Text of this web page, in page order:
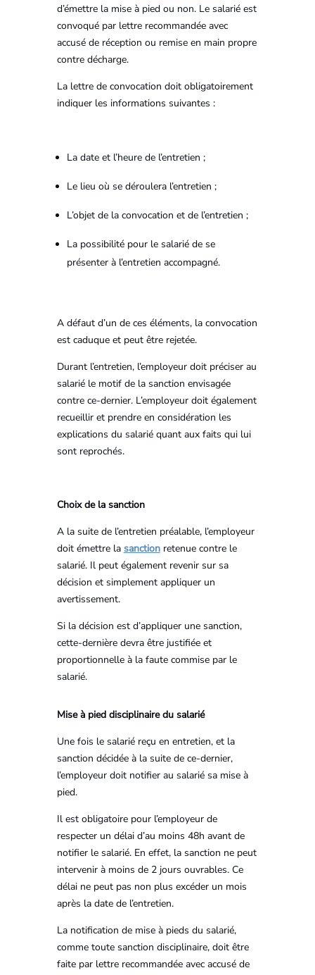
d’émettre la mise à pied ou non. Le salarié est
convoqué par lettre recommandée avec
accusé de réception ou remise en main propre
contre décharge.
La lettre de convocation doit obligatoirement
indiquer les informations suivantes :
La date et l’heure de l’entretien ;
Le lieu où se déroulera l’entretien ;
L’objet de la convocation et de l’entretien ;
La possibilité pour le salarié de se
présenter à l’entretien accompagné.
A défaut d’un de ces éléments, la convocation
est caduque et peut être rejetée.
Durant l’entretien, l’employeur doit préciser au
salarié le motif de la sanction envisagée
contre ce-dernier. L’employeur doit également
recueillir et prendre en considération les
explications du salarié quant aux faits qui lui
sont reprochés.
Choix de la sanction
A la suite de l’entretien préalable, l’employeur
doit émettre la sanctionretenue contre le
salarié. Il peut également revenir sur sa
décision et simplement appliquer un
avertissement.
Si la décision est d’appliquer une sanction,
cette-dernière devra être justifiée et
proportionnelle à la faute commise par le
salarié.
Mise à pied disciplinaire du salarié
Une fois le salarié reçu en entretien, et la
sanction décidée à la suite de ce-dernier,
l’employeur doit notifier au salarié sa mise à
pied.
Il est obligatoire pour l’employeur de
respecter un délai d’au moins 48h avant de
notifier le salarié. En effet, la sanction ne peut
intervenir à moins de 2 jours ouvrables. Ce
délai ne peut pas non plus excéder un mois
après la date de l’entretien.
La notification de mise à pieds du salarié,
comme toute sanction disciplinaire, doit être
faite par lettre recommandée avec accusé de